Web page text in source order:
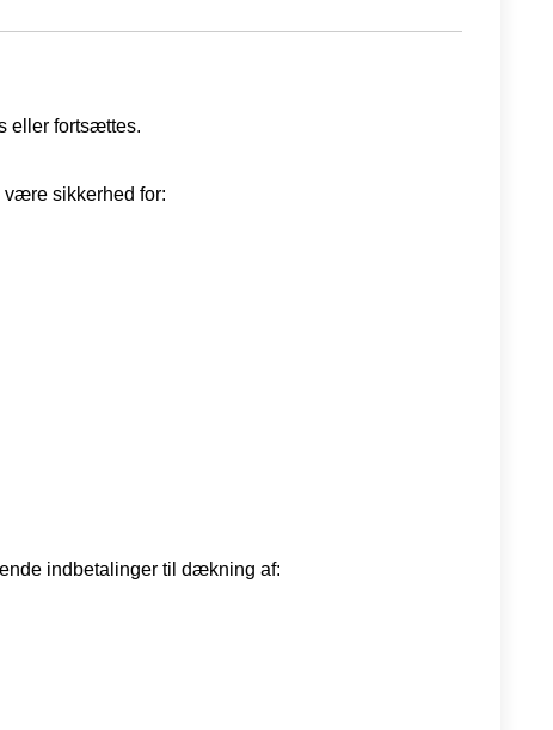
eller fortsættes.
være sikkerhed for:
indbetalinger til dækning af: